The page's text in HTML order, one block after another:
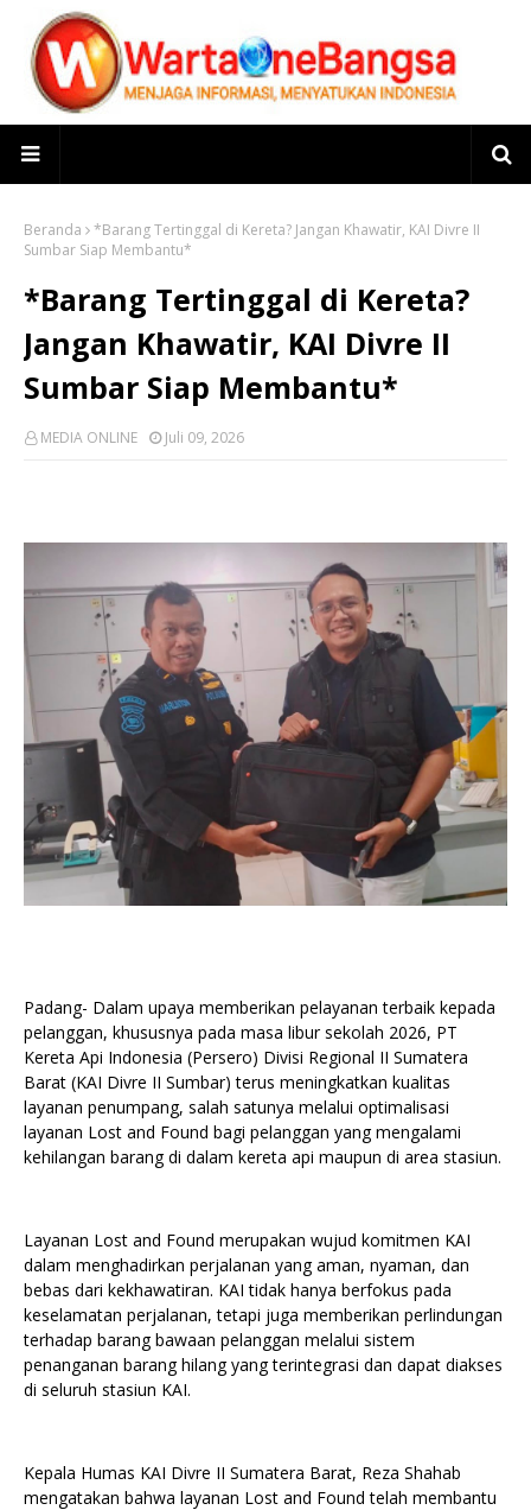
Beranda
*Barang Tertinggal di Kereta? Jangan Khawatir, KAI Divre II
Sumbar Siap Membantu*
*Barang Tertinggal di Kereta?
Jangan Khawatir, KAI Divre II
Sumbar Siap Membantu*
MEDIA ONLINE Juli 09, 2026
Padang- Dalam upaya memberikan pelayanan terbaik kepada
pelanggan, khususnya pada masa libur sekolah 2026, PT
Kereta Api Indonesia (Persero) Divisi Regional II Sumatera
Barat (KAI Divre II Sumbar) terus meningkatkan kualitas
layanan penumpang, salah satunya melalui optimalisasi
layanan Lost and Found bagi pelanggan yang mengalami
kehilangan barang di dalam kereta api maupun di area stasiun.
Layanan Lost and Found merupakan wujud komitmen KAI
dalam menghadirkan perjalanan yang aman, nyaman, dan
bebas dari kekhawatiran. KAI tidak hanya berfokus pada
keselamatan perjalanan, tetapi juga memberikan perlindungan
terhadap barang bawaan pelanggan melalui sistem
penanganan barang hilang yang terintegrasi dan dapat diakses
di seluruh stasiun KAI.
Kepala Humas KAI Divre II Sumatera Barat, Reza Shahab
mengatakan bahwa layanan Lost and Found telah membantu